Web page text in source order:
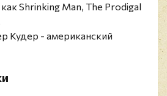
Shrinking Man, The Prodigal
Кудер - американский
и продюсер.
при игре на гитаре.